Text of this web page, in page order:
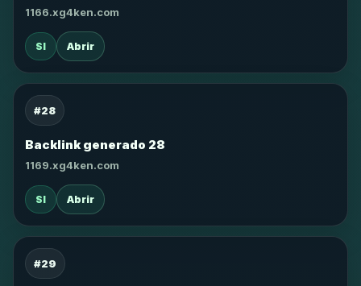
1166.xg4ken.com
SI Abrir
#28
Backlink generado 28
1169.xg4ken.com
SI Abrir
#29